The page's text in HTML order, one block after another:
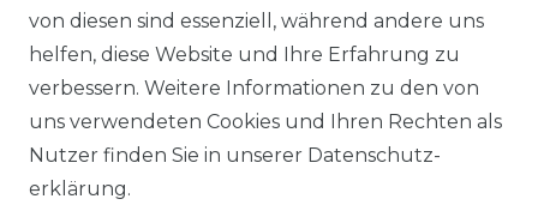
von diesen sind essenziell, während andere uns
helfen, diese Website und Ihre Erfahrung zu
verbessern. Weitere Informationen zu den von
uns verwendeten Cookies und Ihren Rechten als
Nutzer finden Sie in unserer Daten­schutz­
erklärung.